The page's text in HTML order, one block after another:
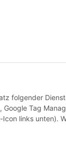
folgender
Tag
links unten).